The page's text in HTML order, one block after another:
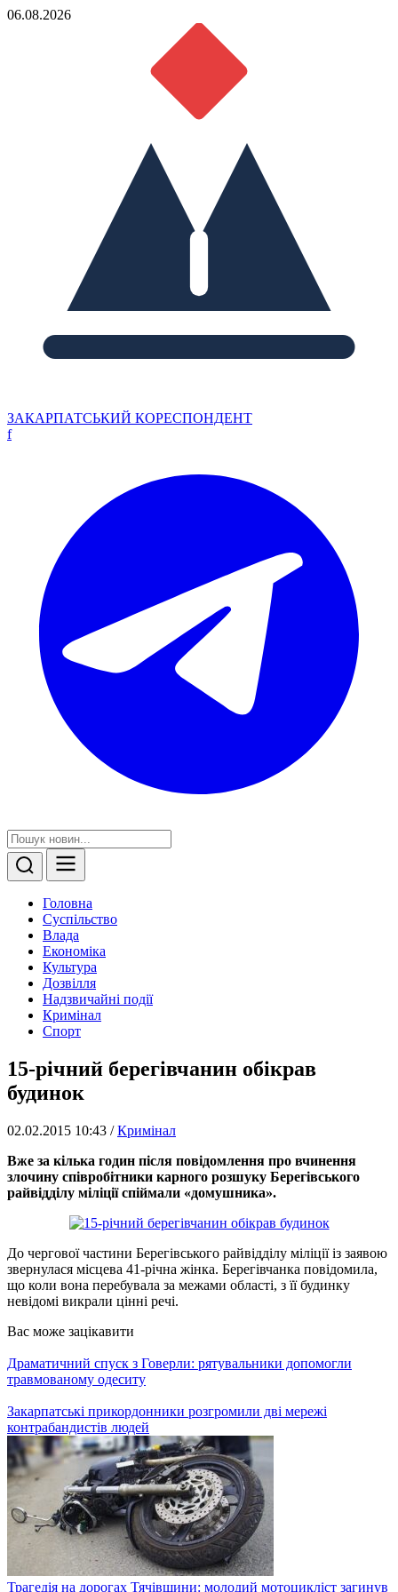
06.08.2026
ЗАКАРПАТСЬКИЙ КОРЕСПОНДЕНТ
f
Головна
Суспільство
Влада
Економіка
Культура
Дозвілля
Надзвичайні події
Кримінал
Спорт
15-річний берегівчанин обікрав
будинок
02.02.2015 10:43 /Кримінал
Вже за кілька годин після повідомлення про вчинення
злочину співробітники карного розшуку Берегівського
райвідділу міліції спіймали «домушника».
До чергової частини Берегівського райвідділу міліції із заявою
звернулася місцева 41-річна жінка. Берегівчанка повідомила,
що коли вона перебувала за межами області, з її будинку
невідомі викрали цінні речі.
Вас може зацікавити
Драматичний спуск з Говерли: рятувальники допомогли
травмованому одеситу
Закарпатські прикордонники розгромили дві мережі
контрабандистів людей
Трагедія на дорогах Тячівщини: молодий мотоцикліст загинув